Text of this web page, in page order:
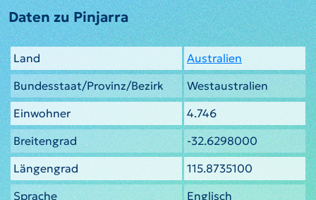
Daten zu Pinjarra
Land
Australien
Bundesstaat/Provinz/Bezirk
Westaustralien
Einwohner
4.746
Breitengrad
-32.6298000
Längengrad
115.8735100
Sprache
Englisch